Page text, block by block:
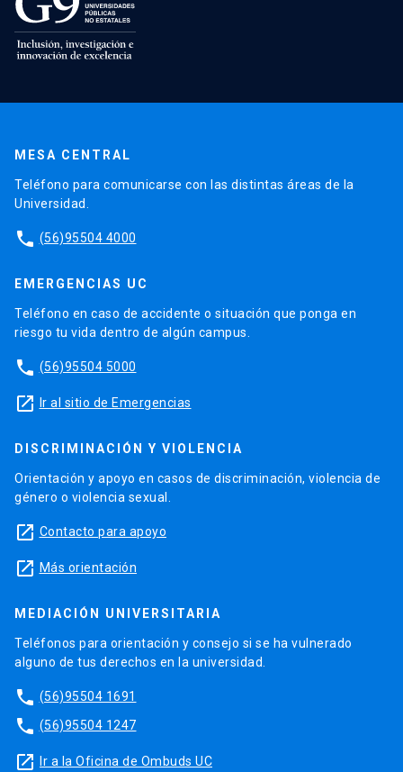
MESA CENTRAL
Teléfono para comunicarse con las distintas áreas de la
Universidad.
phone (56)95504 4000
EMERGENCIAS UC
Teléfono en caso de accidente o situación que ponga en
riesgo tu vida dentro de algún campus.
phone (56)95504 5000
launch Ir al sitio de Emergencias
DISCRIMINACIÓN Y VIOLENCIA
Orientación y apoyo en casos de discriminación, violencia de
género o violencia sexual.
launch Contacto para apoyo
launch Más orientación
MEDIACIÓN UNIVERSITARIA
Teléfonos para orientación y consejo si se ha vulnerado
alguno de tus derechos en la universidad.
phone (56)95504 1691
phone (56)95504 1247
launch Ir a la Oficina de Ombuds UC